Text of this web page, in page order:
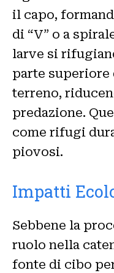
il capo,
di “V” o a
larve si
parte
terreno,
predazione.
come rifugi
piovosi.
Impatti
Sebbene la
ruolo nella
fonte di cibo